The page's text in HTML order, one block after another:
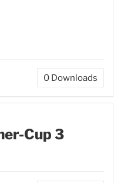
0 Downloads
Cup 3